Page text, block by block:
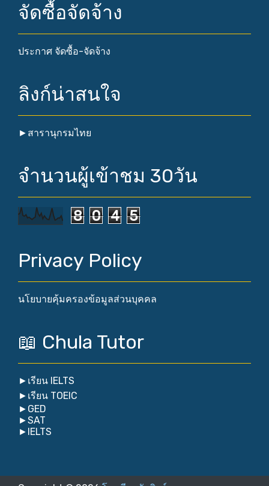
จัดซื้อจัดจ้าง
ประกาศ จัดซื้อ-จัดจ้าง
ลิงก์น่าสนใจ
► สารานุกรมไทย
จำนวนผู้เข้าชม 30วัน
8 0 4 5
Privacy Policy
นโยบายคุ้มครองข้อมูลส่วนบุคคล
📖 Chula Tutor
► เรียน IELTS
► เรียน TOEIC
► GED
►SAT
► IELTS